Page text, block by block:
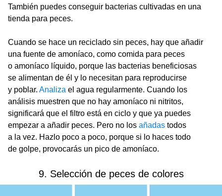
También puedes conseguir bacterias cultivadas en una
tienda para peces.
Cuando se hace un reciclado sin peces, hay que añadir
una fuente de amoníaco, como comida para peces
o amoníaco líquido, porque las bacterias beneficiosas
se alimentan de él y lo necesitan para reproducirse
y poblar. Analiza el agua regularmente. Cuando los
análisis muestren que no hay amoníaco ni nitritos,
significará que el filtro está en ciclo y que ya puedes
empezar a añadir peces. Pero no los añadas todos
a la vez. Hazlo poco a poco, porque si lo haces todo
de golpe, provocarás un pico de amoníaco.
9. Selección de peces de colores